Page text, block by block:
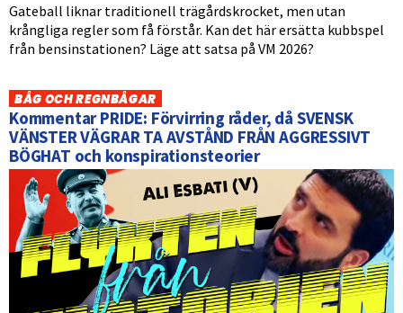
Gateball liknar traditionell trägårdskrocket, men utan
krångliga regler som få förstår. Kan det här ersätta kubbspel
från bensinstationen? Läge att satsa på VM 2026?
BÅG OCH REGNBÅGAR
Kommentar PRIDE: Förvirring råder, då SVENSK
VÄNSTER VÄGRAR TA AVSTÅND FRÅN AGGRESSIVT
BÖGHAT och konspirationsteorier